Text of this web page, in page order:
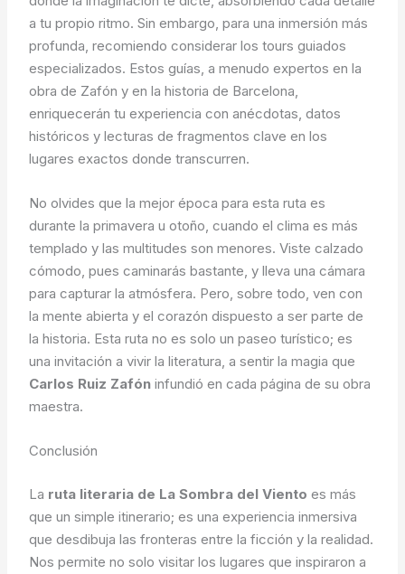
a tu propio ritmo. Sin embargo, para una inmersión más
profunda, recomiendo considerar los tours guiados
especializados. Estos guías, a menudo expertos en la
obra de Zafón y en la historia de Barcelona,
enriquecerán tu experiencia con anécdotas, datos
históricos y lecturas de fragmentos clave en los
lugares exactos donde transcurren.
No olvides que la mejor época para esta ruta es
durante la primavera u otoño, cuando el clima es más
templado y las multitudes son menores. Viste calzado
cómodo, pues caminarás bastante, y lleva una cámara
para capturar la atmósfera. Pero, sobre todo, ven con
la mente abierta y el corazón dispuesto a ser parte de
la historia. Esta ruta no es solo un paseo turístico; es
una invitación a vivir la literatura, a sentir la magia que
Carlos Ruiz Zafón infundió en cada página de su obra
maestra.
Conclusión
La ruta literaria de La Sombra del Viento es más
que un simple itinerario; es una experiencia inmersiva
que desdibuja las fronteras entre la ficción y la realidad.
Nos permite no solo visitar los lugares que inspiraron a